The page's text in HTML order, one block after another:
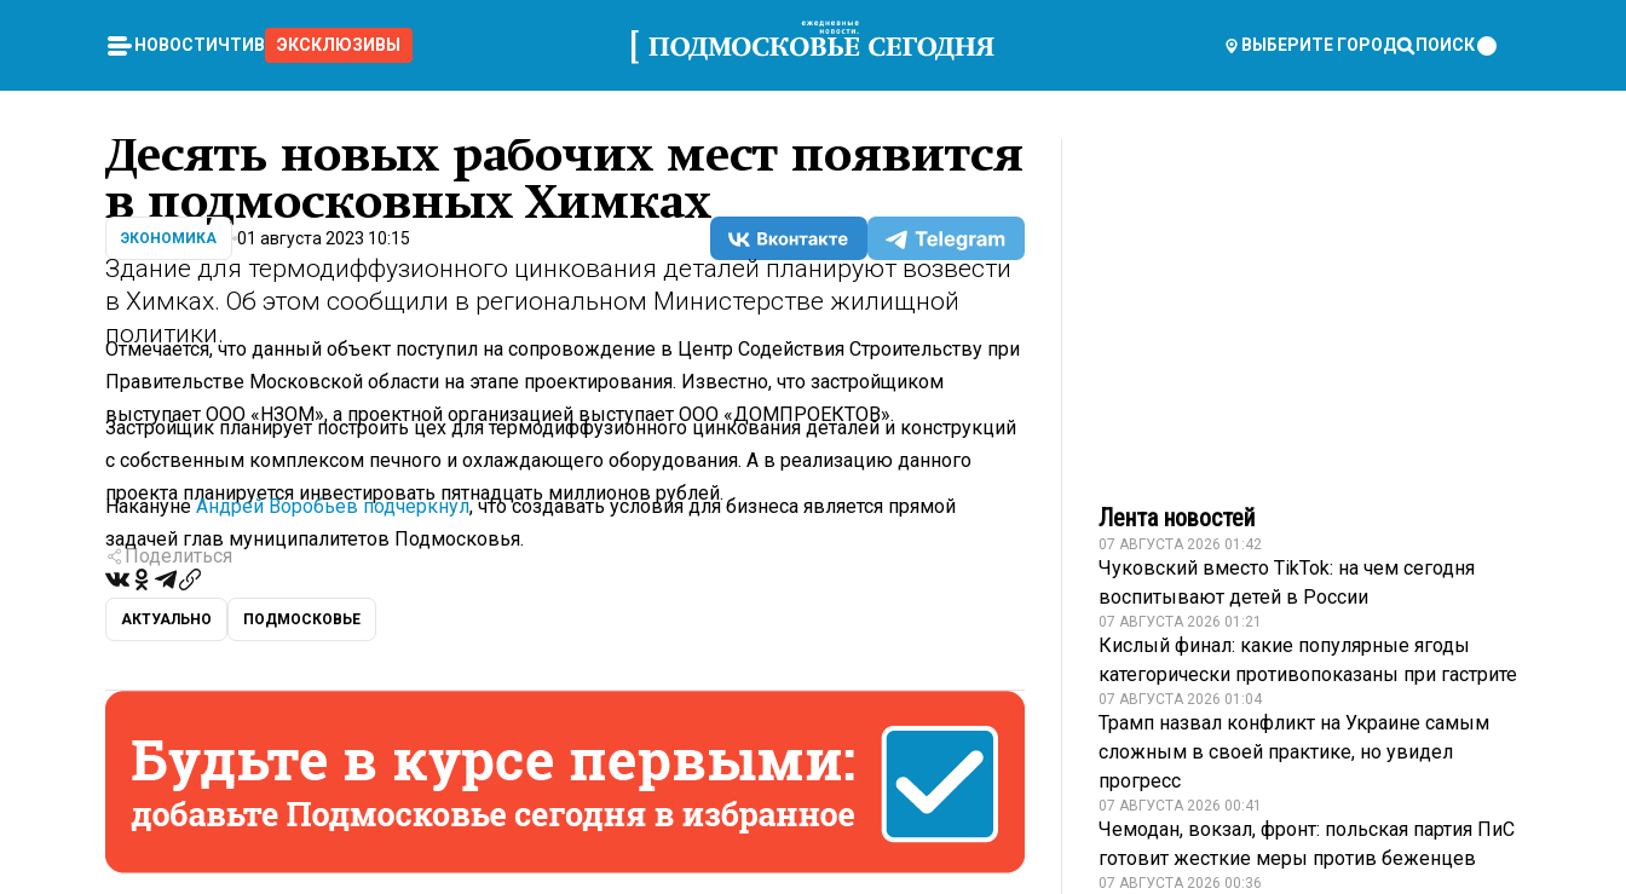
НОВОСТИ ЧТИВО ЭКСКЛЮЗИВЫ ВЫБЕРИТЕ ГОРОД ПОИСК
Десять новых рабочих мест появится
в подмосковных Химках
ЭКОНОМИКА 01 августа 2023 10:15
Здание для термодиффузионного цинкования деталей планируют возвести
в Химках. Об этом сообщили в региональном Министерстве жилищной
политики.
Отмечается, что данный объект поступил на сопровождение в Центр Содействия Строительству при
Правительстве Московской области на этапе проектирования. Известно, что застройщиком
выступает ООО «НЗОМ», а проектной организацией выступает ООО «ДОМПРОЕКТОВ».
Застройщик планирует построить цех для термодиффузионного цинкования деталей и конструкций
с собственным комплексом печного и охлаждающего оборудования. А в реализацию данного
проекта планируется инвестировать пятнадцать миллионов рублей.
НаканунеАндрей Воробьев подчеркнул, что создавать условия для бизнеса является прямой
задачей глав муниципалитетов Подмосковья.
Поделиться
АКТУАЛЬНО ПОДМОСКОВЬЕ
Лента новостей
07 АВГУСТА 2026 01:42
Чуковский вместо TikTok: на чем сегодня
воспитывают детей в России
07 АВГУСТА 2026 01:21
Кислый финал: какие популярные ягоды
категорически противопоказаны при гастрите
07 АВГУСТА 2026 01:04
Трамп назвал конфликт на Украине самым
сложным в своей практике, но увидел
прогресс
07 АВГУСТА 2026 00:41
Чемодан, вокзал, фронт: польская партия ПиС
готовит жесткие меры против беженцев
07 АВГУСТА 2026 00:36